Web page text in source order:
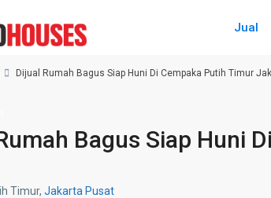
Jual
Dijual Rumah Bagus Siap Huni Di Cempaka Putih Timur
Bagus Siap Huni
Timur, Jakarta Pusat